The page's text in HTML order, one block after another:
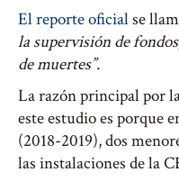
El reporte oficialse
la supervisión de
de muertes”.
La razón principal por
este estudio es porque
(2018-2019), dos
las instalaciones de la